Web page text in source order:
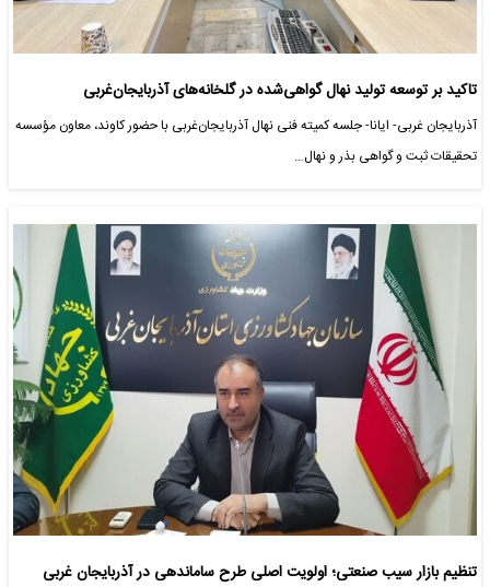
تاکید بر توسعه تولید نهال گواهی‌شده در گلخانه‌های آذربایجان‌غربی
آذربایجان غربی- ایانا- جلسه کمیته فنی نهال آذربایجان‌غربی با حضور کاوند، معاون مؤسسه
تحقیقات ثبت و گواهی بذر و نهال…
تنظیم بازار سیب صنعتی؛ اولویت اصلی طرح ساماندهی در آذربایجان غربی